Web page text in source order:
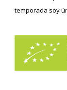
temporada soy